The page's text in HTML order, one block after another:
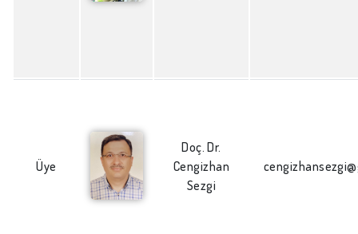
Üye
Doç. Dr.
Cengizhan
Sezgi